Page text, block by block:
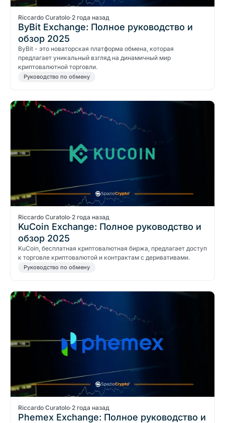
Riccardo Curatolo·2 года назад
ByBit Exchange: Полное руководство и
обзор 2025
ByBit - это новаторская платформа обмена, которая
предлагает уникальный взгляд на динамичный мир
криптовалютной торговли.
Руководство по обмену
Riccardo Curatolo·2 года назад
KuCoin Exchange: Полное руководство и
обзор 2025
KuCoin, бесплатная криптовалютная биржа, предлагает доступ
к торговле криптовалютой и контрактам с деривативами.
Руководство по обмену
Riccardo Curatolo·2 года назад
Phemex Exchange: Полное руководство и